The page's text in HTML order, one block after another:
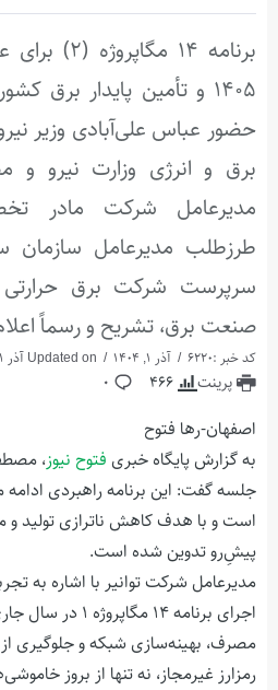
برنامه ۱۴
۱۴۰۵ و تأمین پایدار برق
حضور عباس علی‌آبادی وزیر
برق و انرژی وزارت نیرو
مدیرعامل شرکت مادر
طرزطلب مدیرعامل سازمان
سرپرست شرکت برق حرارتی
صنعت برق، تشریح و رسماً
کد خبر :6220 آذر 1, 1404
پرینت 466
0
اصفهان-رها فتوح
به گزارش پایگاه خبری فتوح نیوز،
است و با هدف کاهش ناترازی تولید
پیشِ‌رو تدوین شده است.
اجرای برنامه ۱۴
مصرف، بهینه‌سازی شبکه و جلوگیری
رمزارز غیرمجاز، نه تنها از بروز